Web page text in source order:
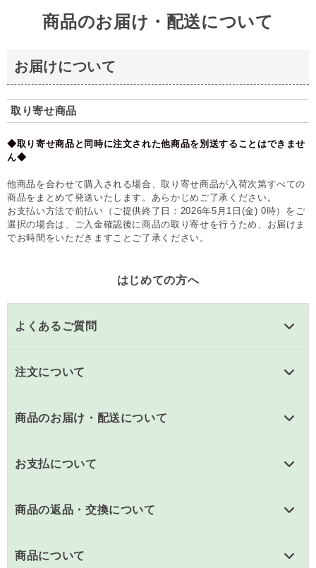
商品のお届け・配送について
お届けについて
取り寄せ商品
◆取り寄せ商品と同時に注文された他商品を別送することはできませ
ん◆
他商品を合わせて購入される場合、取り寄せ商品が入荷次第すべての
商品をまとめて発送いたします。あらかじめご了承ください。
お支払い方法で前払い（ご提供終了日：2026年5月1日(金) 0時）をご
選択の場合は、ご入金確認後に商品の取り寄せを行うため、お届けま
でお時間をいただきますことご了承ください。
はじめての方へ
よくあるご質問
注文について
商品のお届け・配送について
お支払について
商品の返品・交換について
商品について